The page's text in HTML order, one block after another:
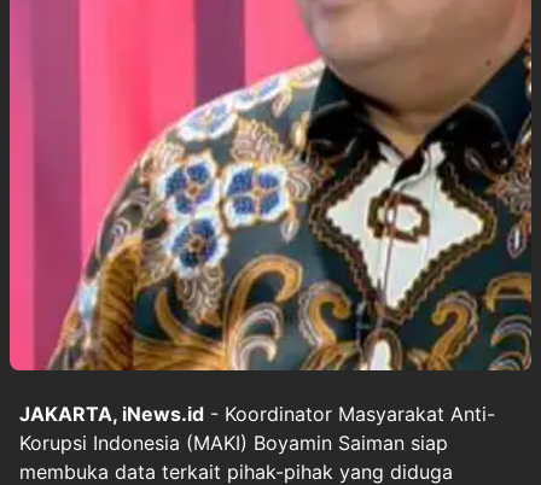
JAKARTA, iNews.id - Koordinator Masyarakat Anti-
Korupsi Indonesia (MAKI) Boyamin Saiman siap
membuka data terkait pihak-pihak yang diduga